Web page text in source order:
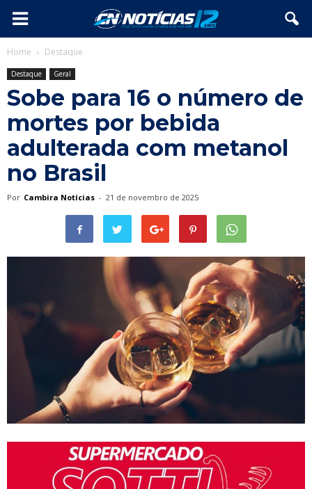
Home Destaque
Destaque Geral
Sobe para 16 o número de
mortes por bebida
adulterada com metanol
no Brasil
Por Cambira Notícias - 21 de novembro de 2025